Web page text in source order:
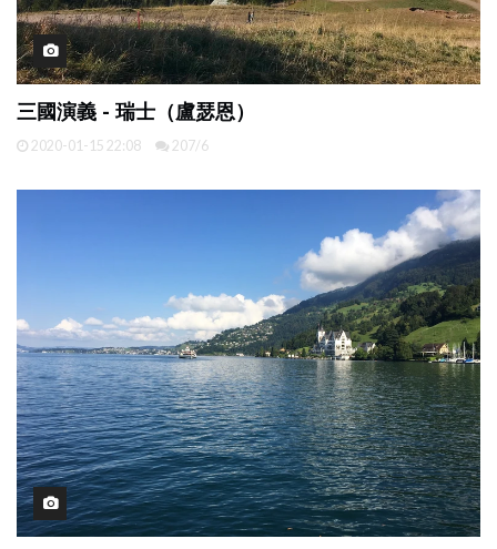
三國演義 - 瑞士（盧瑟恩）
2020-01-15 22:08 207/6